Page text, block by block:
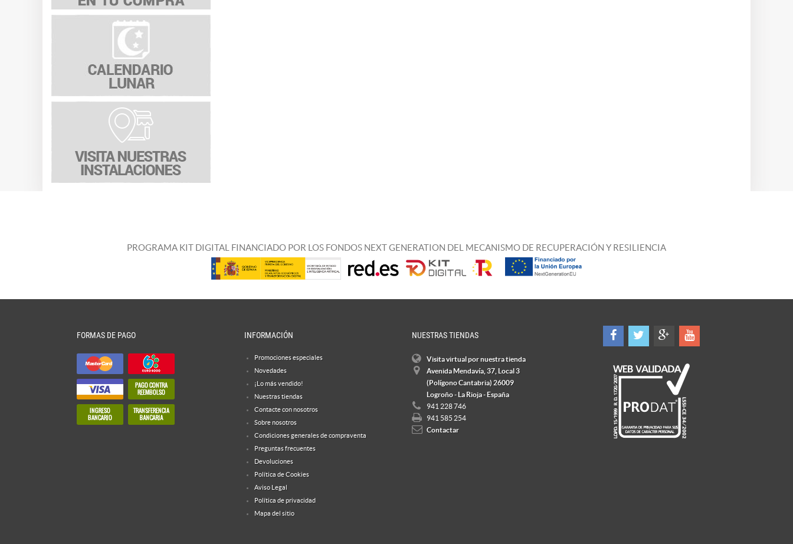
PROGRAMA KIT DIGITAL FINANCIADO POR LOS FONDOS NEXT GENERATION DEL MECANISMO DE RECUPERACIÓN Y RESILIENCIA
FORMAS DE PAGO INFORMACIÓN
Promociones especiales
Novedades
¡Lo más vendido!
Nuestras tiendas
Contacte con nosotros
Sobre nosotros
Condiciones generales de compraventa
Preguntas frecuentes
Devoluciones
Política de Cookies
Aviso Legal
Política de privacidad
Mapa del sitio
NUESTRAS TIENDAS
Visita virtual por nuestra tienda
Avenida Mendavía, 37, Local 3
(Polígono Cantabria) 26009
Logroño - La Rioja - España
941 228 746
941 585 254
Contactar